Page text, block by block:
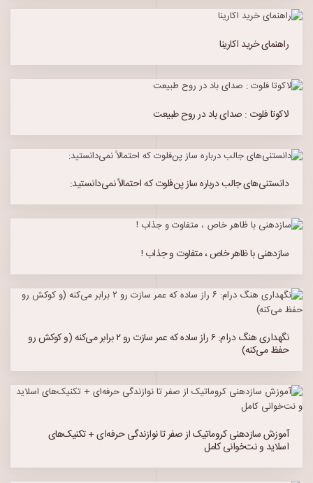
راهنمای خرید اکارینا
لاکوتا فلوت : صدای باد در روح طبیعت
دانستنی‌های جالب درباره ساز پن‌فلوت که احتمالاً نمی‌دانستید:
سازدهنی با ظاهر خاص ، متفاوت و جذاب !
نگهداری هنگ درام: ۶ راز ساده که عمر سازت رو ۲ برابر می‌کنه (و کوکش رو
حفظ می‌کنه)
آموزش سازدهنی کروماتیک از صفر تا نوازندگی حرفه‌ای + تکنیک‌های
اسلاید و نت‌خوانی کامل